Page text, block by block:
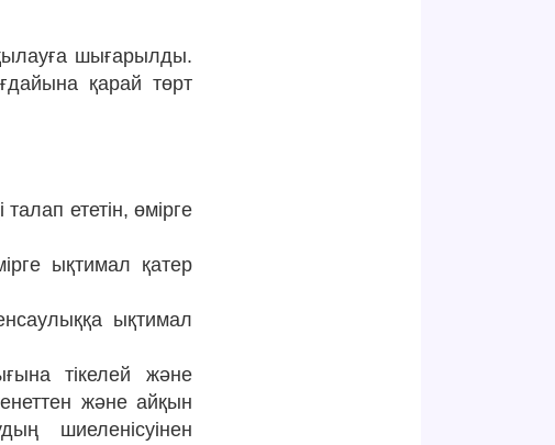
шығарылды.
қарай төрт
ететін, өмірге
ықтимал қатер
ықтимал
тікелей және
және айқын
шиеленісуінен